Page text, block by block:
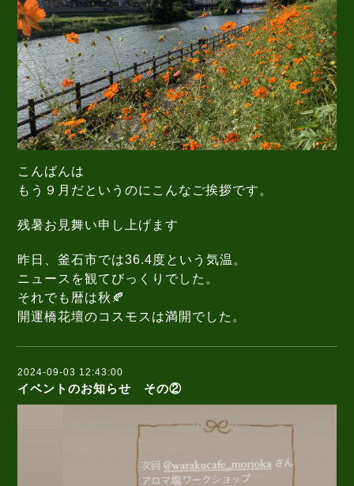
こんばんは
もう９月だというのにこんなご挨拶です。
残暑お見舞い申し上げます
昨日、釜石市では36.4度という気温。
ニュースを観てびっくりでした。
それでも暦は秋🍂
開運橋花壇のコスモスは満開でした。
2024-09-03 12:43:00
イベントのお知らせ その②